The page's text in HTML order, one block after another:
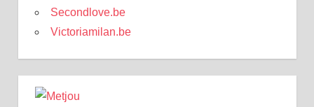
Secondlove.be
Victoriamilan.be